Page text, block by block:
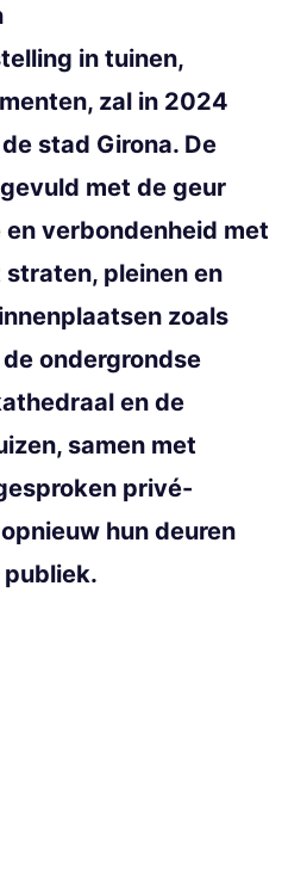
in tuinen,
zal in 2024
stad Girona. De
met de geur
verbondenheid met
pleinen en
zoals
ondergrondse
en de
samen met
privé-
hun deuren